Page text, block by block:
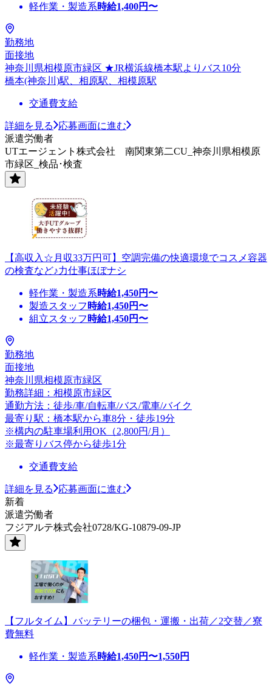
軽作業・製造系時給1,400円〜
勤務地
面接地
神奈川県相模原市緑区 ★JR横浜線橋本駅よりバス10分
橋本(神奈川)駅、相原駅、相模原駅
交通費支給
詳細を見る
応募画面に進む
派遣労働者
UTエージェント株式会社 南関東第二CU_神奈川県相模原
市緑区_検品･検査
【高収入☆月収33万円可】空調完備の快適環境でコスメ容器
の検査など♪力仕事ほぼナシ
軽作業・製造系時給1,450円〜
製造スタッフ 時給1,450円〜
組立スタッフ 時給1,450円〜
勤務地
面接地
神奈川県相模原市緑区
勤務詳細：相模原市緑区
通勤方法：徒歩/車/自転車/バス/電車/バイク
最寄り駅：橋本駅から車8分・徒歩19分
※構内の駐車場利用OK（2,800円/月）
※最寄りバス停から徒歩1分
交通費支給
詳細を見る
応募画面に進む
新着
派遣労働者
フジアルテ株式会社0728/KG-10879-09-JP
【フルタイム】バッテリーの梱包・運搬・出荷／2交替／寮
費無料
軽作業・製造系時給1,450円〜1,550円